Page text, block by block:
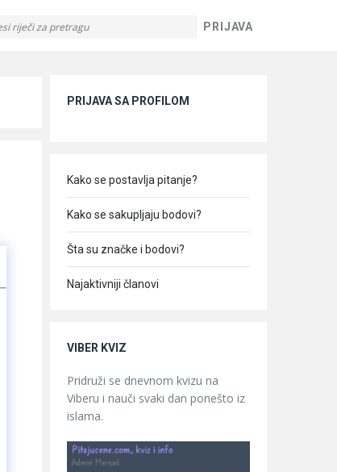
PRIJAVA
PRIJAVA SA PROFILOM
Kako se postavlja pitanje?
Kako se sakupljaju bodovi?
Šta su značke i bodovi?
Najaktivniji članovi
VIBER KVIZ
Pridruži se dnevnom kvizu na
Viberu i nauči svaki dan ponešto iz
islama.